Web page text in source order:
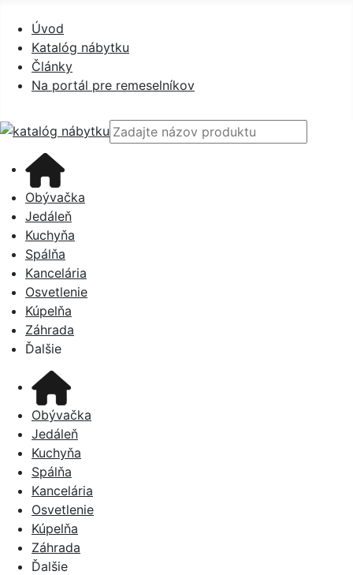
Úvod
Prihlásiť sa
Úvod
Katalóg nábytku
Články
Na portál pre remeselníkov
Obývačka
Jedáleň
Kuchyňa
Spálňa
Kancelária
Osvetlenie
Kúpelňa
Záhrada
Ďalšie
Obývačka
Jedáleň
Kuchyňa
Spálňa
Kancelária
Osvetlenie
Kúpelňa
Záhrada
Ďalšie